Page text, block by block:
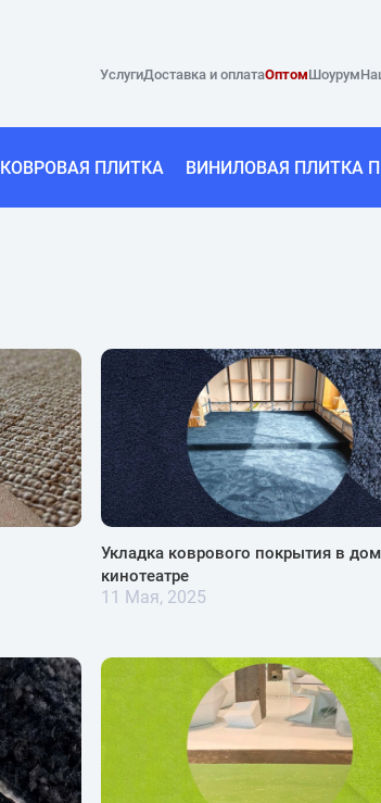
УслугиДоставка и оплатаОптомШоурум
КОВРОВАЯ ПЛИТКА ВИНИЛОВАЯ ПЛИТКА
Укладка коврового покрытия в
кинотеатре
11 Мая, 2025